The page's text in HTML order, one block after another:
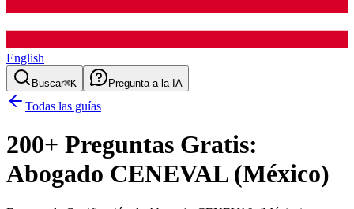
English
Buscar⌘K Pregunta a la IA
Todas las guías
200+ Preguntas Gratis:
Abogado CENEVAL (México)